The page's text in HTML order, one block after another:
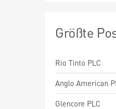
Größte
Rio Tinto PLC
Anglo American
Glencore PLC